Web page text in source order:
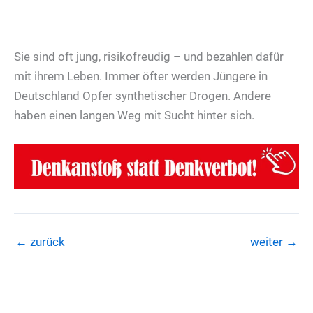
Sie sind oft jung, risikofreudig – und bezahlen dafür
mit ihrem Leben. Immer öfter werden Jüngere in
Deutschland Opfer synthetischer Drogen. Andere
haben einen langen Weg mit Sucht hinter sich.
← zurück weiter →